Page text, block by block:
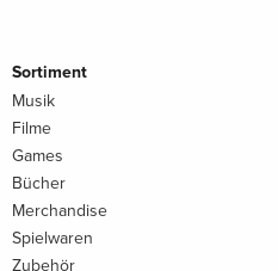
Sortiment
Musik
Filme
Games
Bücher
Merchandise
Spielwaren
Zubehör